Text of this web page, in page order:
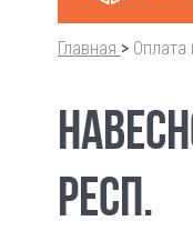
Главная > Оплата
РЕСП.